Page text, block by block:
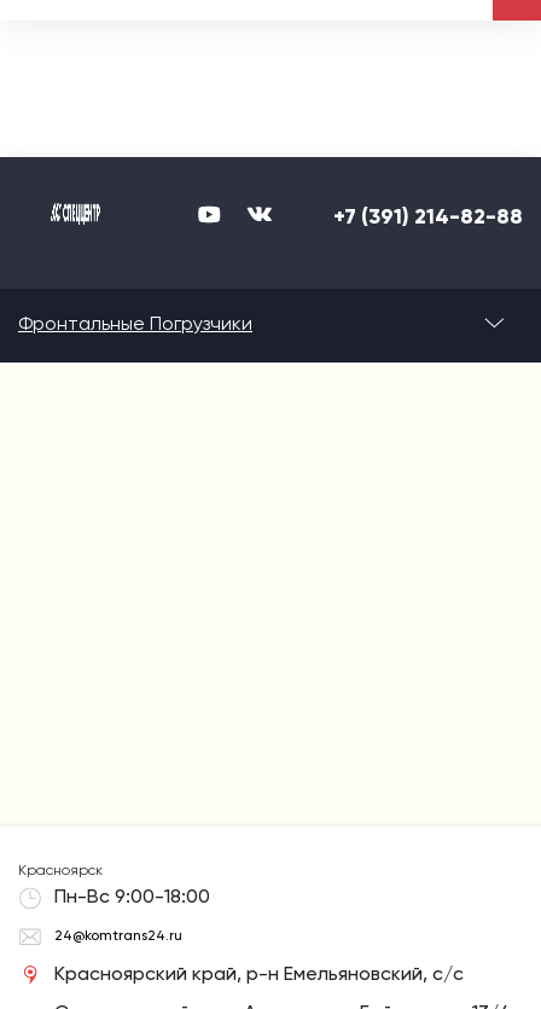
+7 (391) 214-82-88
Фронтальные Погрузчики
Красноярск
Пн-Вс 9:00-18:00
24@komtrans24.ru
Красноярский край, р-н Емельяновский, с/с